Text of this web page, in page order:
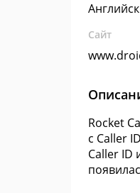
Сайт
Rocket
с Caller
Caller ID